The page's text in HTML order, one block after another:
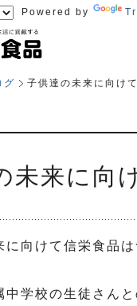
Powered by
グ 子供達の未来に向けて
未来に向
に向けて信栄食品
中学校の生徒さん